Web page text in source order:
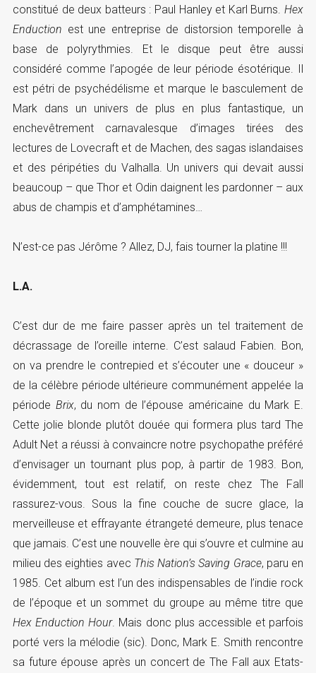
constitué de deux batteurs : Paul Hanley et Karl Burns.Hex
Enduction est une entreprise de distorsion temporelle à
base de polyrythmies. Et le disque peut être aussi
considéré comme l’apogée de leur période ésotérique. Il
est pétri de psychédélisme et marque le basculement de
Mark dans un univers de plus en plus fantastique, un
enchevêtrement carnavalesque d’images tirées des
lectures de Lovecraft et de Machen, des sagas islandaises
et des péripéties du Valhalla. Un univers qui devait aussi
beaucoup – que Thor et Odin daignent les pardonner – aux
abus de champis et d’amphétamines…
N’est-ce pas Jérôme ? Allez, DJ, fais tourner la platine !!!
L.A.
C’est dur de me faire passer après un tel traitement de
décrassage de l’oreille interne. C’est salaud Fabien. Bon,
on va prendre le contrepied et s’écouter une « douceur »
de la célèbre période ultérieure communément appelée la
période Brix, du nom de l’épouse américaine du Mark E.
Cette jolie blonde plutôt douée qui formera plus tard The
Adult Net a réussi à convaincre notre psychopathe préféré
d’envisager un tournant plus pop, à partir de 1983. Bon,
évidemment, tout est relatif, on reste chez The Fall
rassurez-vous. Sous la fine couche de sucre glace, la
merveilleuse et effrayante étrangeté demeure, plus tenace
que jamais. C’est une nouvelle ère qui s’ouvre et culmine au
milieu des eighties avec This Nation’s Saving Grace, paru en
1985. Cet album est l’un des indispensables de l’indie rock
de l’époque et un sommet du groupe au même titre que
Hex Enduction Hour. Mais donc plus accessible et parfois
porté vers la mélodie (sic). Donc, Mark E. Smith rencontre
sa future épouse après un concert de The Fall aux Etats-